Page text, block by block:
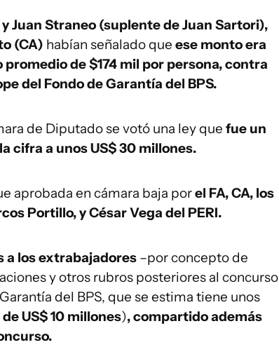
Juan Straneo (suplente de Juan Sartori),
(CA) habían señalado que ese monto era
de $174 mil por persona, contra
del Fondo de Garantía del BPS.
de Diputado se votó una ley que fue un
cifra a unos US$ 30 millones.
aprobada en cámara baja porel FA, CA, los
Portillo, y César Vega del PERI.
a los extrabajadores –por concepto de
y otros rubros posteriores al concurso
del BPS, que se estima tiene unos
US$ 10 millones), compartido además